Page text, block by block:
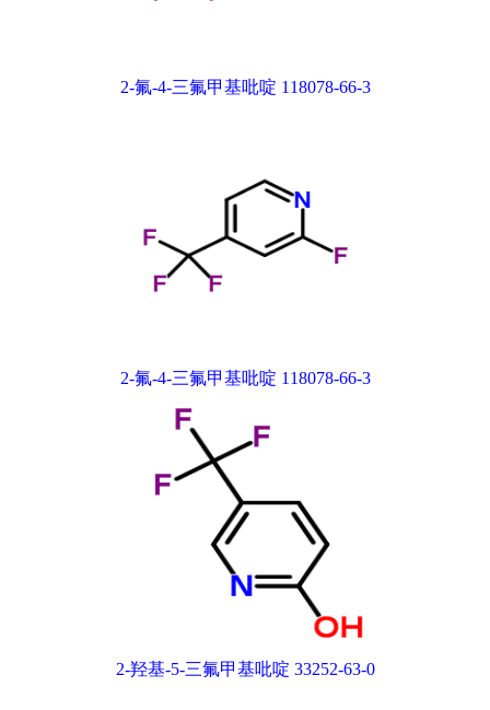
2-氟-4-三氟甲基吡啶 118078-66-3
2-氟-4-三氟甲基吡啶 118078-66-3
2-羟基-5-三氟甲基吡啶 33252-63-0